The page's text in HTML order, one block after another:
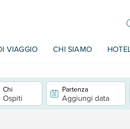
VIAGGIO CHI SIAMO
Chi
Ospiti
Partenza
Aggiungi data